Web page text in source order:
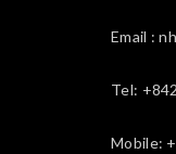
Email :
Tel:
Mobile: